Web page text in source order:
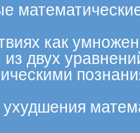
как
двух